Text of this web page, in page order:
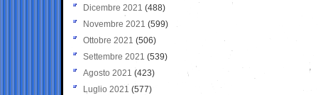
Dicembre 2021 (488)
Novembre 2021 (599)
Ottobre 2021 (506)
Settembre 2021 (539)
Agosto 2021 (423)
Luglio 2021 (577)